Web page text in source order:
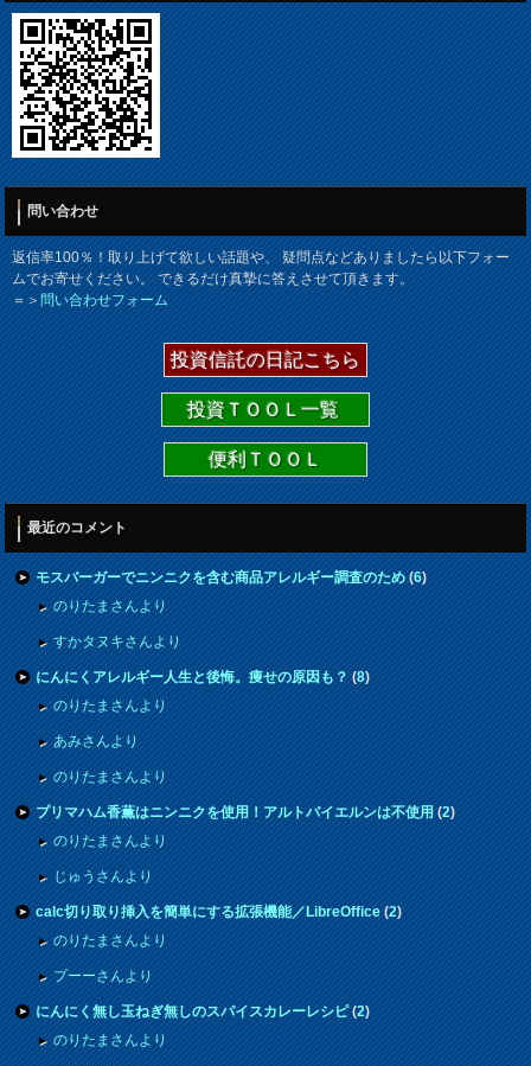
問い合わせ
返信率100％！取り上げて欲しい話題や、 疑問点などありましたら以下フォー
ムでお寄せください。 できるだけ真摯に答えさせて頂きます。
＝＞問い合わせフォーム
投資信託の日記こちら
投資ＴＯＯＬ一覧
便利ＴＯＯＬ
最近のコメント
モスバーガーでニンニクを含む商品アレルギー調査のため(6)
のりたまさんより
すかタヌキさんより
にんにくアレルギー人生と後悔。痩せの原因も？(8)
のりたまさんより
あみさんより
のりたまさんより
プリマハム香薫はニンニクを使用！アルトバイエルンは不使用(2)
のりたまさんより
じゅうさんより
calc切り取り挿入を簡単にする拡張機能／LibreOffice(2)
のりたまさんより
プーーさんより
にんにく無し玉ねぎ無しのスパイスカレーレシピ(2)
のりたまさんより